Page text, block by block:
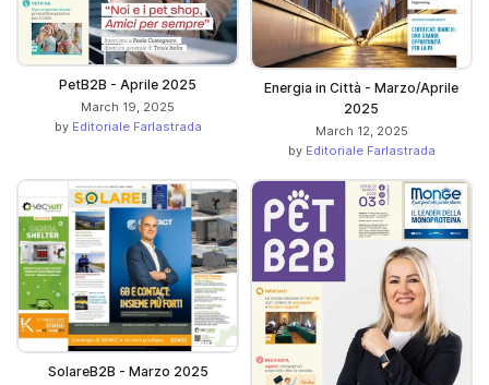
PetB2B - Aprile 2025
March 19, 2025
by Editoriale Farlastrada
Energia in Città - Marzo/Aprile
2025
March 12, 2025
by Editoriale Farlastrada
SolareB2B - Marzo 2025